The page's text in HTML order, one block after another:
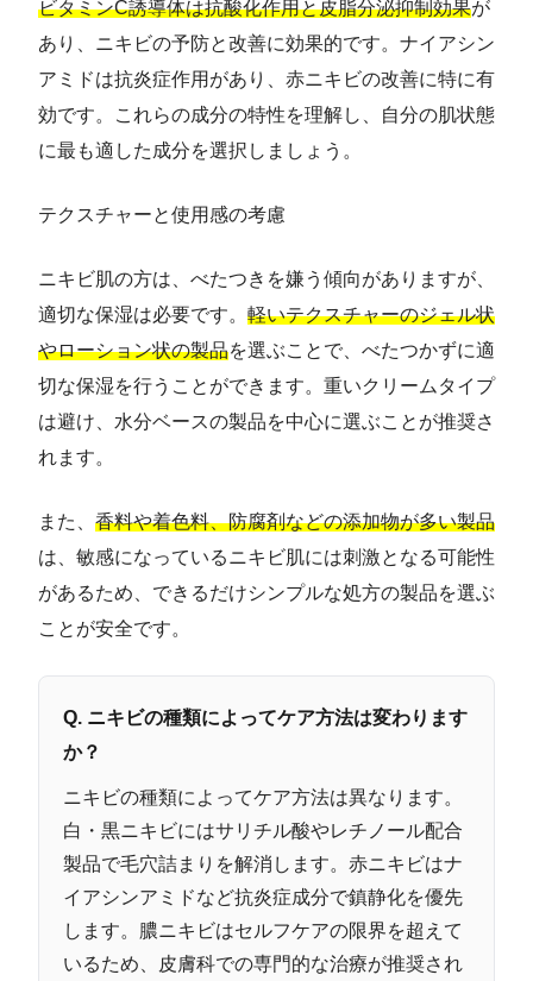
ビタミンC誘導体は抗酸化作用と皮脂分泌抑制効果が
あり、ニキビの予防と改善に効果的です。ナイアシン
アミドは抗炎症作用があり、赤ニキビの改善に特に有
効です。これらの成分の特性を理解し、自分の肌状態
に最も適した成分を選択しましょう。
テクスチャーと使用感の考慮
ニキビ肌の方は、べたつきを嫌う傾向がありますが、
適切な保湿は必要です。 軽いテクスチャーのジェル状
やローション状の製品を選ぶことで、べたつかずに適
切な保湿を行うことができます。重いクリームタイプ
は避け、水分ベースの製品を中心に選ぶことが推奨さ
れます。
また、 香料や着色料、防腐剤などの添加物が多い製品
は、敏感になっているニキビ肌には刺激となる可能性
があるため、できるだけシンプルな処方の製品を選ぶ
ことが安全です。
Q. ニキビの種類によってケア方法は変わります
か？
ニキビの種類によってケア方法は異なります。
白・黒ニキビにはサリチル酸やレチノール配合
製品で毛穴詰まりを解消します。赤ニキビはナ
イアシンアミドなど抗炎症成分で鎮静化を優先
します。膿ニキビはセルフケアの限界を超えて
いるため、皮膚科での専門的な治療が推奨され